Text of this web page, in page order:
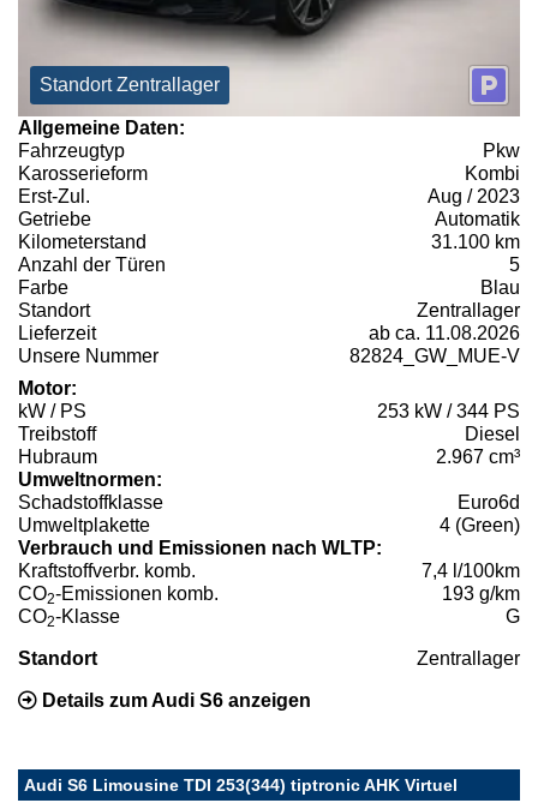
Standort Zentrallager
Allgemeine Daten:
Fahrzeugtyp
Pkw
Karosserieform
Kombi
Erst-Zul.
Aug / 2023
Getriebe
Automatik
Kilometerstand
31.100 km
Anzahl der Türen
5
Farbe
Blau
Standort
Zentrallager
Lieferzeit
ab ca. 11.08.2026
Unsere Nummer
82824_GW_MUE-V
Motor:
kW / PS
253 kW / 344 PS
Treibstoff
Diesel
Hubraum
2.967 cm³
Umweltnormen:
Schadstoffklasse
Euro6d
Umweltplakette
4 (Green)
Verbrauch und Emissionen nach WLTP:
Kraftstoffverbr. komb.
7,4 l/100km
CO2-Emissionen komb.
193 g/km
CO2-Klasse G
Standort Zentrallager
Details zum Audi S6 anzeigen
Audi S6 Limousine TDI 253(344) tiptronic AHK Virtuel